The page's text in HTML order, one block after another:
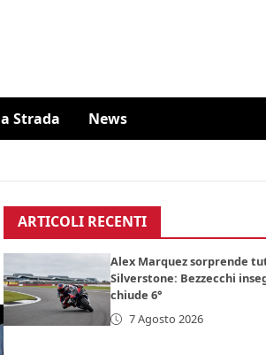
Strada News
ARTICOLI RECENTI
Alex Marquez sorprende
Silverstone: Bezzecchi
chiude 6°
7 Agosto 2026